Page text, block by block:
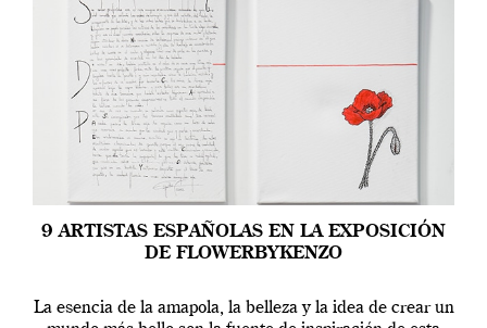
9 ARTISTAS ESPAÑOLAS EN LA EXPOSICIÓN
DE FLOWERBYKENZO
La esencia de la amapola, la belleza y la idea de crear un